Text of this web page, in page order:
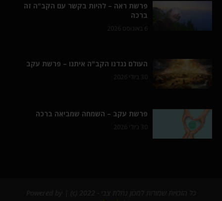
פרשת ראה – להיות בקשר עם הקב"ה זה
ברכה
6 באוגוסט 2026
העולם נגדנו הקב"ה איתנו – פרשת עקב
30 ביולי 2026
פרשת עקב – השמחה שמביאה ברכה
30 ביולי 2026